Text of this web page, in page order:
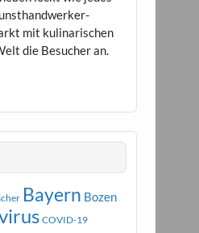
mit kulinarischen
die Besucher an.
Bayern Bozen
COVID-19